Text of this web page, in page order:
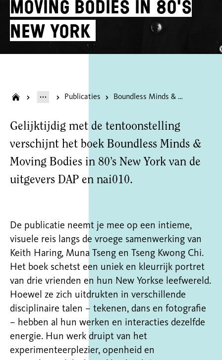
Moving Bodies in 80's
New York
Publicaties Boundless Minds & Moving Bodies in 80's New York
Gelijktijdig met de tentoonstelling
verschijnt het boek Boundless Minds &
Moving Bodies in 80’s New York van de
uitgevers DAP en nai010.
De publicatie neemt je mee op een intieme,
visuele reis langs de vroege samenwerking van
Keith Haring, Muna Tseng en Tseng Kwong Chi.
Het boek schetst een uniek en kleurrijk portret
van drie vrienden en hun New Yorkse leefwereld.
Hoewel ze zich uitdrukten in verschillende
disciplinaire talen – tekenen, dans en fotografie
– hebben al hun werken en interacties dezelfde
energie. Hun werk druipt van het
experimenteerplezier, openheid en